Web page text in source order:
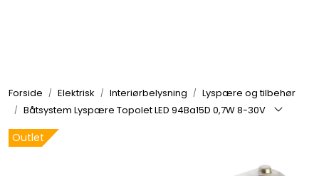
Forside Elektrisk Interiørbelysning
Lyspære og tilbehør
Båtsystem Lyspære Topolet LED 94Ba15D 0,7W 8-30V
Outlet
Elektrisk
Bygg/Innredning